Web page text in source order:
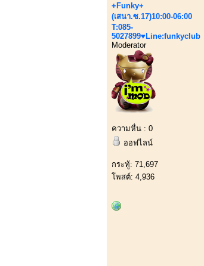
+Funky+
(เสนา.ซ.17)10:00-06:00
T:085-
5027899♥Line:funkyclub
Moderator
ความหื่น : 0
ออฟไลน์
กระทู้: 71,697
โพสต์: 4,936